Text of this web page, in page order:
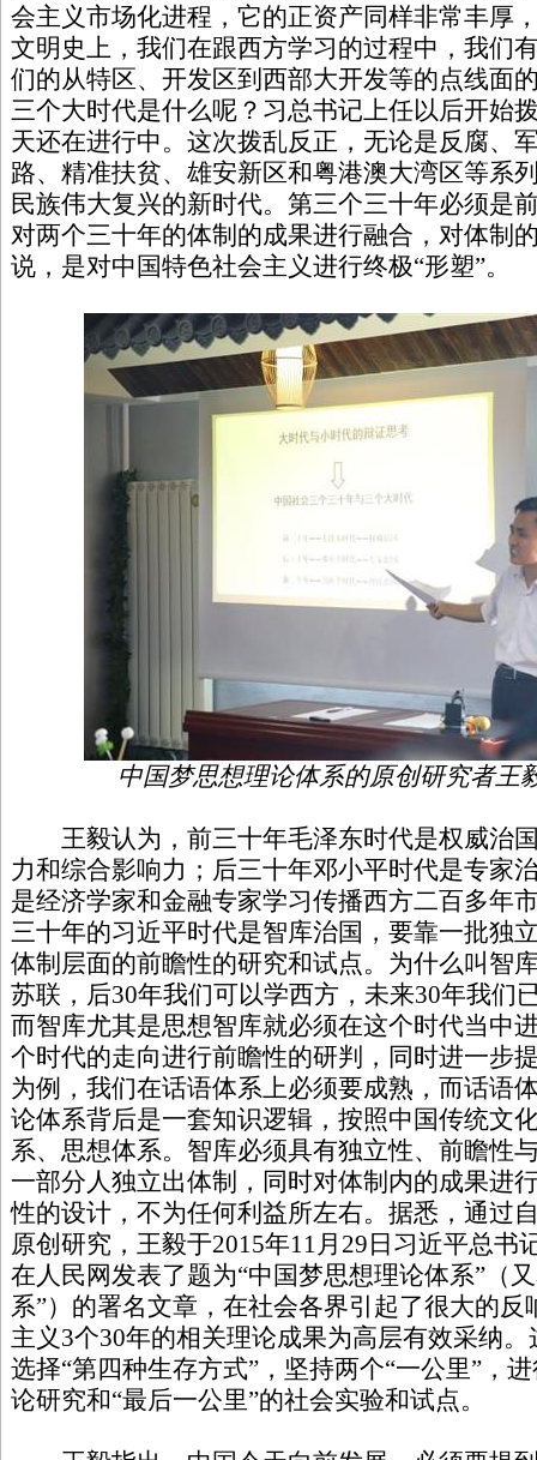
会主义市场化进程，它的正资产同样非常丰厚
文明史上，我们在跟西方学习的过程中，我们
们的从特区、开发区到西部大开发等的点线面
三个大时代是什么呢？习总书记上任以后开始
天还在进行中。这次拨乱反正，无论是反腐、
路、精准扶贫、雄安新区和粤港澳大湾区等系
民族伟大复兴的新时代。第三个三十年必须是
对两个三十年的体制的成果进行融合，对体制
说，是对中国特色社会主义进行终极“形塑”。
中国梦思想理论体系的原创研究者王
王毅认为，前三十年毛泽东时代是权威治
力和综合影响力；后三十年邓小平时代是专家
是经济学家和金融专家学习传播西方二百多年
三十年的习近平时代是智库治国，要靠一批独
体制层面的前瞻性的研究和试点。为什么叫智
苏联，后30年我们可以学西方，未来30年我们
而智库尤其是思想智库就必须在这个时代当中
个时代的走向进行前瞻性的研判，同时进一步
为例，我们在话语体系上必须要成熟，而话语
论体系背后是一套知识逻辑，按照中国传统文
系、思想体系。智库必须具有独立性、前瞻性
一部分人独立出体制，同时对体制内的成果进
性的设计，不为任何利益所左右。据悉，通过
原创研究，王毅于2015年11月29日习近平总书
在人民网发表了题为“中国梦思想理论体系”（
系”）的署名文章，在社会各界引起了很大的
主义3个30年的相关理论成果为高层有效采纳
选择“第四种生存方式”，坚持两个“一公里”，
论研究和“最后一公里”的社会实验和试点。